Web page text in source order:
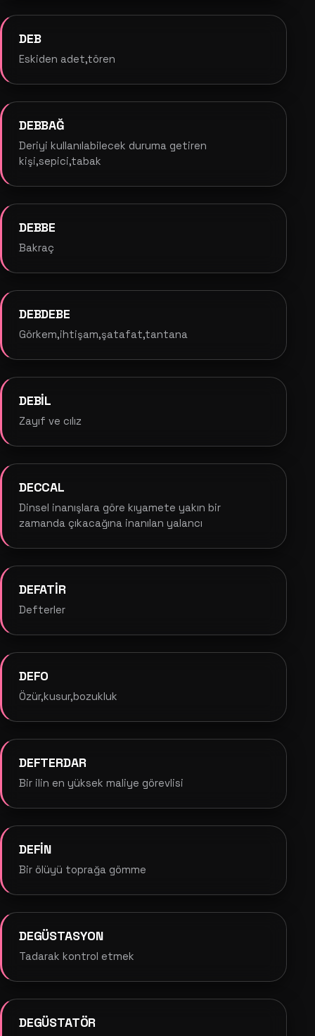
DEB
Eskiden adet,tören
DEBBAĞ
Deriyi kullanılabilecek duruma getiren
kişi,sepici,tabak
DEBBE
Bakraç
DEBDEBE
Görkem,ihtişam,şatafat,tantana
DEBİL
Zayıf ve cılız
DECCAL
Dinsel inanışlara göre kıyamete yakın bir
zamanda çıkacağına inanılan yalancı
DEFATİR
Defterler
DEFO
Özür,kusur,bozukluk
DEFTERDAR
Bir ilin en yüksek maliye görevlisi
DEFİN
Bir ölüyü toprağa gömme
DEGÜSTASYON
Tadarak kontrol etmek
DEGÜSTATÖR